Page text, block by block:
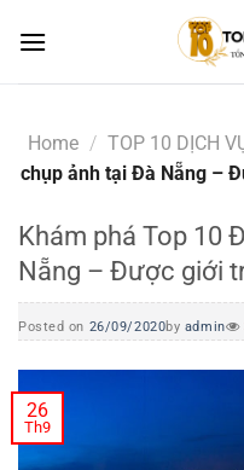
Home / TOP 10 DỊCH
chụp ảnh tại Đà Nẵng –
Khám phá Top 10
Nẵng – Được giới
Posted on 26/09/2020by admin
26
Th9